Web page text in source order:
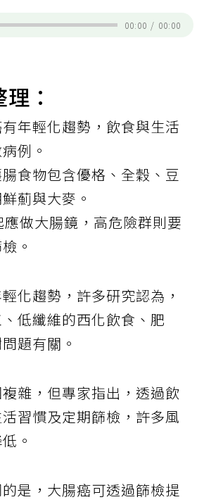
00:00 / 00:00
：
年輕化趨勢，飲食與生活
例。
食物包含優格、全穀、豆
薊與大麥。
做大腸鏡，高危險群則要
。
化趨勢，許多研究認為，
低纖維的西化飲食、肥
題有關。
雜，但專家指出，透過飲
習慣及定期篩檢，許多風
。
是，大腸癌可透過篩檢提